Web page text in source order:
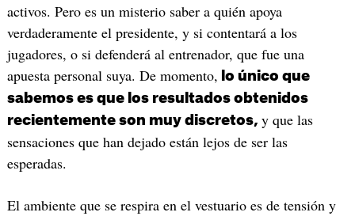
activos. Pero es un misterio saber a quién apoya
verdaderamente el presidente, y si contentará a los
jugadores, o si defenderá al entrenador, que fue una
apuesta personal suya. De momento,
lo único que
sabemos es que los resultados obtenidos
recientemente son muy discretos, y que las
sensaciones que han dejado están lejos de ser las
esperadas.
El ambiente que se respira en el vestuario es de tensión y